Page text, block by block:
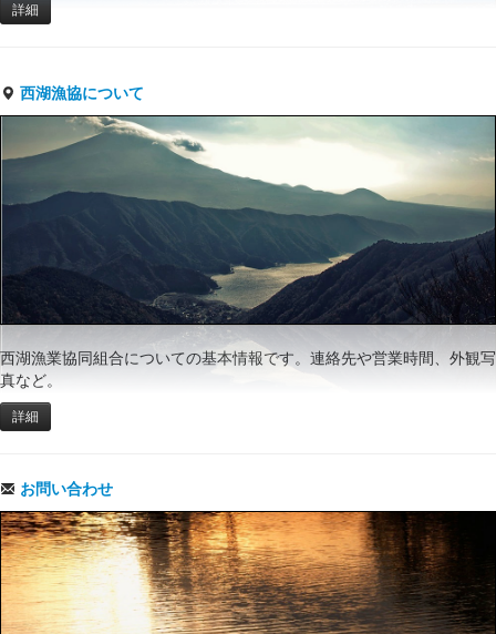
詳細
西湖漁協について
西湖漁業協同組合についての基本情報です。連絡先や営業時間、外観写
真など。
詳細
お問い合わせ